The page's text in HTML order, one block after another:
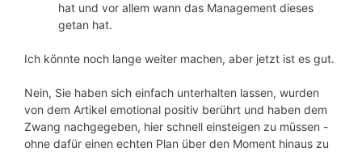
hat und vor allem wann das Management dieses
getan hat.
Ich könnte noch lange weiter machen, aber jetzt ist es gut.
Nein, Sie haben sich einfach unterhalten lassen, wurden
von dem Artikel emotional positiv berührt und haben dem
Zwang nachgegeben, hier schnell einsteigen zu müssen -
ohne dafür einen echten Plan über den Moment hinaus zu